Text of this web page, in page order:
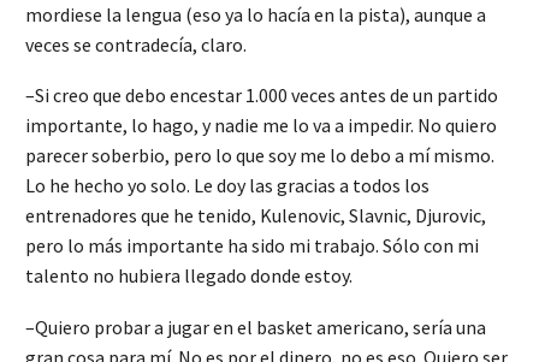
mordiese la lengua (eso ya lo hacía en la pista), aunque a
veces se contradecía, claro.
–Si creo que debo encestar 1.000 veces antes de un partido
importante, lo hago, y nadie me lo va a impedir. No quiero
parecer soberbio, pero lo que soy me lo debo a mí mismo.
Lo he hecho yo solo. Le doy las gracias a todos los
entrenadores que he tenido, Kulenovic, Slavnic, Djurovic,
pero lo más importante ha sido mi trabajo. Sólo con mi
talento no hubiera llegado donde estoy.
–Quiero probar a jugar en el basket americano, sería una
gran cosa para mí. No es por el dinero, no es eso. Quiero ser